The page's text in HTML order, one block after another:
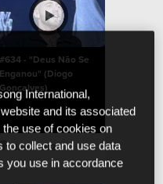
#634 - "Deus Não Se
Enganou" (Diogo
Gonçalves)
Jan 8 2024
International,
and its associated
use of cookies on
to collect and use data
you use in accordance